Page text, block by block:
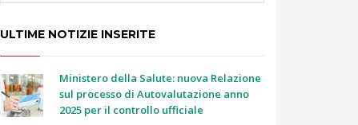
ULTIME NOTIZIE INSERITE
Ministero della Salute: nuova Relazione
sul processo di Autovalutazione anno
2025 per il controllo ufficiale